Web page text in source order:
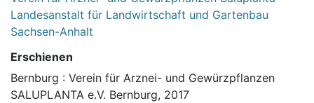
Landesanstalt für Landwirtschaft und Gartenbau
Sachsen-Anhalt
Erschienen
Bernburg : Verein für Arznei- und Gewürzpflanzen
SALUPLANTA e.V. Bernburg, 2017